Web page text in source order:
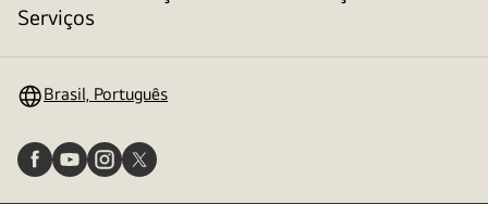
Serviços
alternar
Brasil, Português